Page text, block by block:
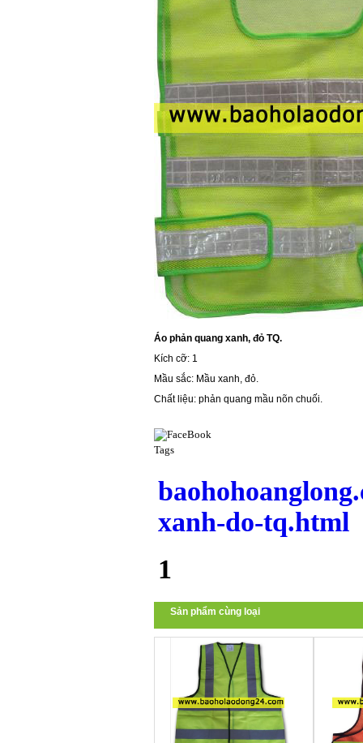
Áo phản quang xanh, đỏ TQ.
Kích cỡ: 1
Mầu sắc: Mầu xanh, đỏ.
Chất liệu: phản quang mầu nõn chuối.
Tags
xanh-do-tq.html
1
Sản phẩm cùng loại